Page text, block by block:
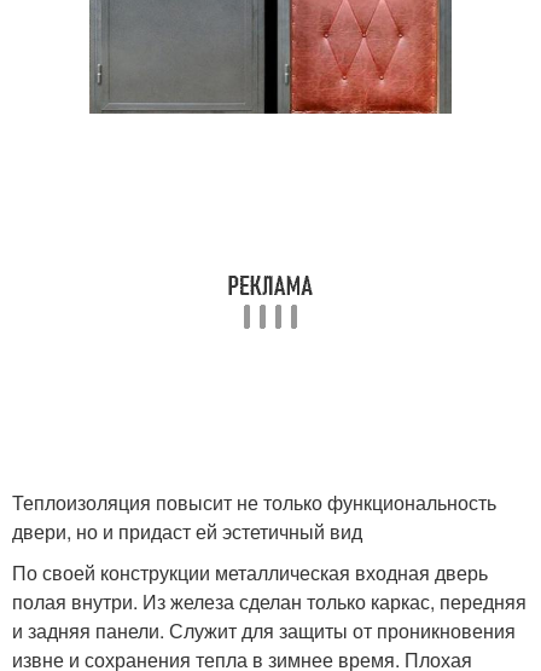
Теплоизоляция повысит не только функциональность
двери, но и придаст ей эстетичный вид
По своей конструкции металлическая входная дверь
полая внутри. Из железа сделан только каркас, передняя
и задняя панели. Служит для защиты от проникновения
извне и сохранения тепла в зимнее время. Плохая